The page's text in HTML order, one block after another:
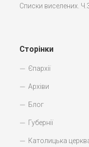
Списки виселених.
Сторінки
Єпархії
Архіви
Блог
Губернії
Католицька